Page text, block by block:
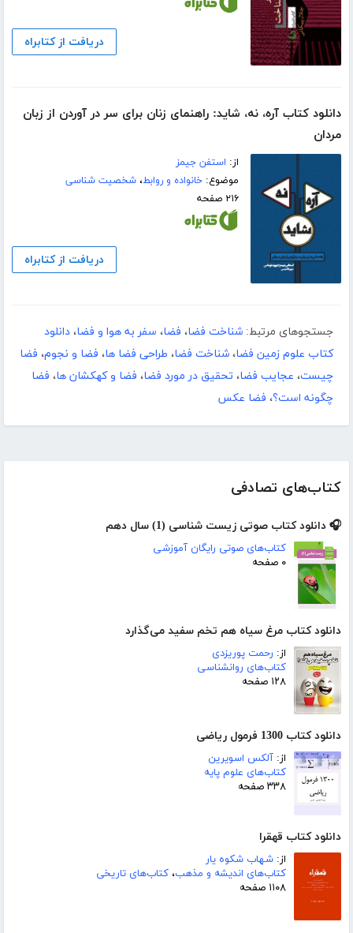
کتاب‌های تصادفی
🎧 دانلود کتاب صوتی زیست شناسی (1) سال دهم
کتاب‌های صوتی رایگان آموزشی
۰ صفحه
دانلود کتاب مرغ سیاه هم تخم سفید می‌گذارد
از: رحمت پوریزدی
کتاب‌های روانشناسی
۱۲۸ صفحه
دانلود کتاب 1300 فرمول ریاضی
از: آلکس اسویرین
کتاب‌های علوم پایه
۳۳۸ صفحه
دانلود کتاب قهقرا
از: شهاب شکوه یار
کتاب‌های اندیشه و مذهب، کتاب‌های تاریخی
۱۱۰۸ صفحه
دریافت از کتابراه
دانلود کتاب آره، نه، شاید: راهنمای زنان برای سر در آوردن از زبان
مردان
از: استفن جیمز
موضوع:خانواده و روابط،شخصیت شناسی
۲۱۶ صفحه
دریافت از کتابراه
جستجوهای مرتبط: شناخت فضا، فضا، سفر به هوا و فضا، دانلود
کتاب علوم زمین فضا، شناخت فضا، طراحی فضا ها، فضا و نجوم، فضا
چیست، عجایب فضا، تحقیق در مورد فضا، فضا و کهکشان ها، فضا
چگونه است؟، فضا عکس